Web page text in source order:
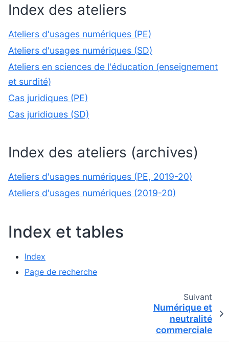
Index des ateliers
Ateliers d'usages numériques (PE)
Ateliers d'usages numériques (SD)
Ateliers en sciences de l'éducation (enseignement
et surdité)
Cas juridiques (PE)
Cas juridiques (SD)
Index des ateliers (archives)
Ateliers d'usages numériques (PE, 2019-20)
Ateliers d'usages numériques (2019-20)
Index et tables
Index
Page de recherche
Suivant
Numérique et
neutralité
commerciale